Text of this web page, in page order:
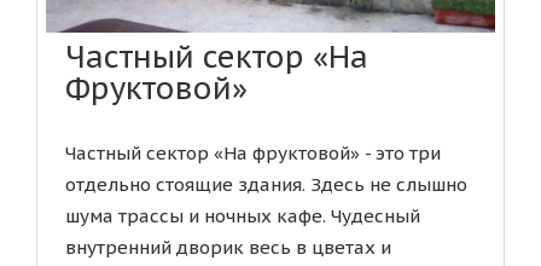
Частный сектор «На
Фруктовой»
Частный сектор «На фруктовой» - это три
отдельно стоящие здания. Здесь не слышно
шума трассы и ночных кафе. Чудесный
внутренний дворик весь в цветах и